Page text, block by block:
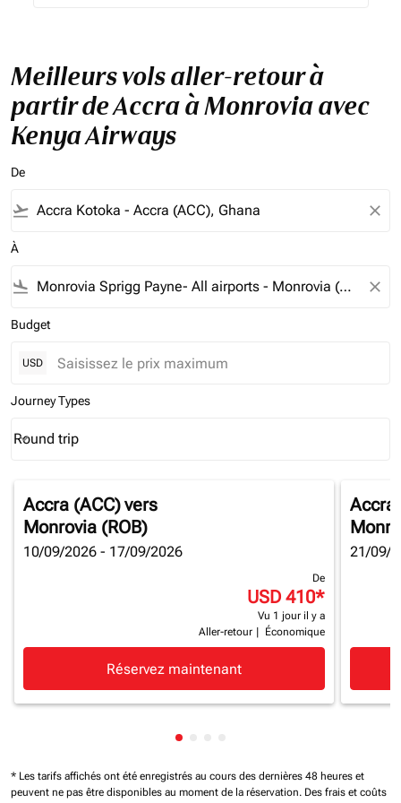
Meilleurs vols aller-retour à
partir de Accra à Monrovia avec
Kenya Airways
De
flight_takeoff close
À
flight_land close
Budget
USD
Journey Types
Journey Types option Round trip Selected
Round trip
keyboard_arrow_down
Accra (ACC)vers
Monrovia (ROB)
10/09/2026 - 17/09/2026
De
USD 410*
Vu 1 jour il y a
Aller-retour
Économique
Réservez maintenant
Accra
21/09/
Affichage de cmp-pagination-
* Les tarifs affichés ont été enregistrés au cours des dernières 48 heures et
peuvent ne pas être disponibles au moment de la réservation. Des frais et coûts